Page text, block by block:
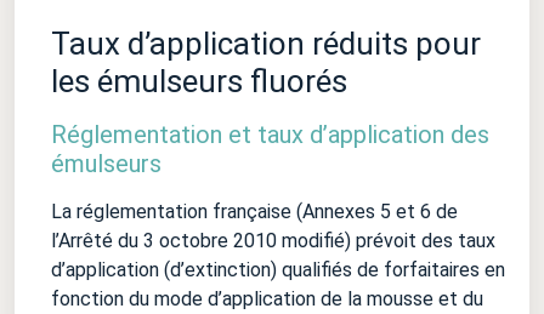
Taux d’application réduits pour
les émulseurs fluorés
Réglementation et taux d’application des
émulseurs
La réglementation française (Annexes 5 et 6 de
l’Arrêté du 3 octobre 2010 modifié) prévoit des taux
d’application (d’extinction) qualifiés de forfaitaires en
fonction du mode d’application de la mousse et du